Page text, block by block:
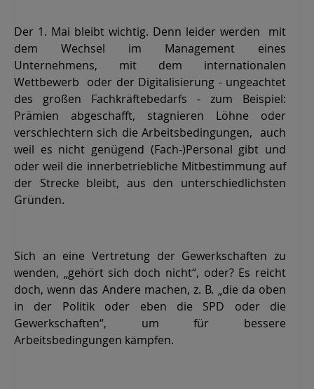
Der 1. Mai bleibt wichtig. Denn leider werden mit
dem Wechsel im Management eines
Unternehmens, mit dem internationalen
Wettbewerb oder der Digitalisierung - ungeachtet
des großen Fachkräftebedarfs - zum Beispiel:
Prämien abgeschafft, stagnieren Löhne oder
verschlechtern sich die Arbeitsbedingungen, auch
weil es nicht genügend (Fach-)Personal gibt und
oder weil die innerbetriebliche Mitbestimmung auf
der Strecke bleibt, aus den unterschiedlichsten
Gründen.
Sich an eine Vertretung der Gewerkschaften zu
wenden, „gehört sich doch nicht“, oder? Es reicht
doch, wenn das Andere machen, z. B. „die da oben
in der Politik oder eben die SPD oder die
Gewerkschaften“, um für bessere
Arbeitsbedingungen kämpfen.